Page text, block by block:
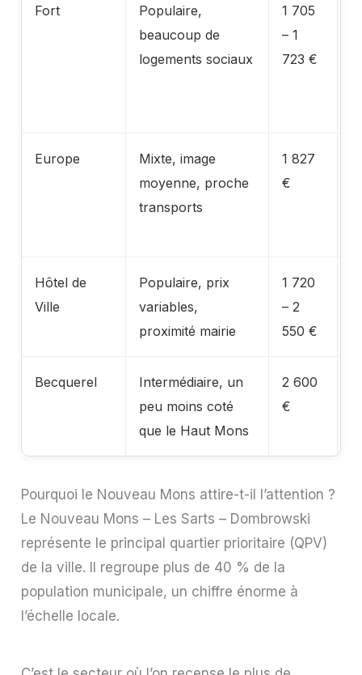
Fort
Populaire,
beaucoup de
logements sociaux
1 705
– 1
723 €
Europe
Mixte, image
moyenne, proche
transports
1 827
€
Hôtel de
Ville
Populaire, prix
variables,
proximité mairie
1 720
– 2
550 €
Becquerel
Intermédiaire, un
peu moins coté
que le Haut Mons
2 600
€
Pourquoi le Nouveau Mons attire-t-il l’attention ?
Le Nouveau Mons – Les Sarts – Dombrowski
représente le principal quartier prioritaire (QPV)
de la ville. Il regroupe plus de 40 % de la
population municipale, un chiffre énorme à
l’échelle locale.